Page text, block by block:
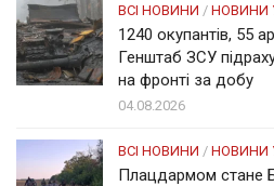
ВСІ НОВИНИ / НОВИНИ
1240 окупантів, 55
Генштаб ЗСУ
на фронті за добу
04.08.2026
ВСІ НОВИНИ / НОВИНИ
Плацдармом стане